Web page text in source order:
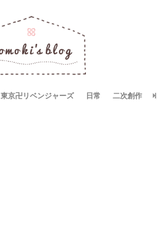
東京卍リベンジャーズ 日常 二次創作 お